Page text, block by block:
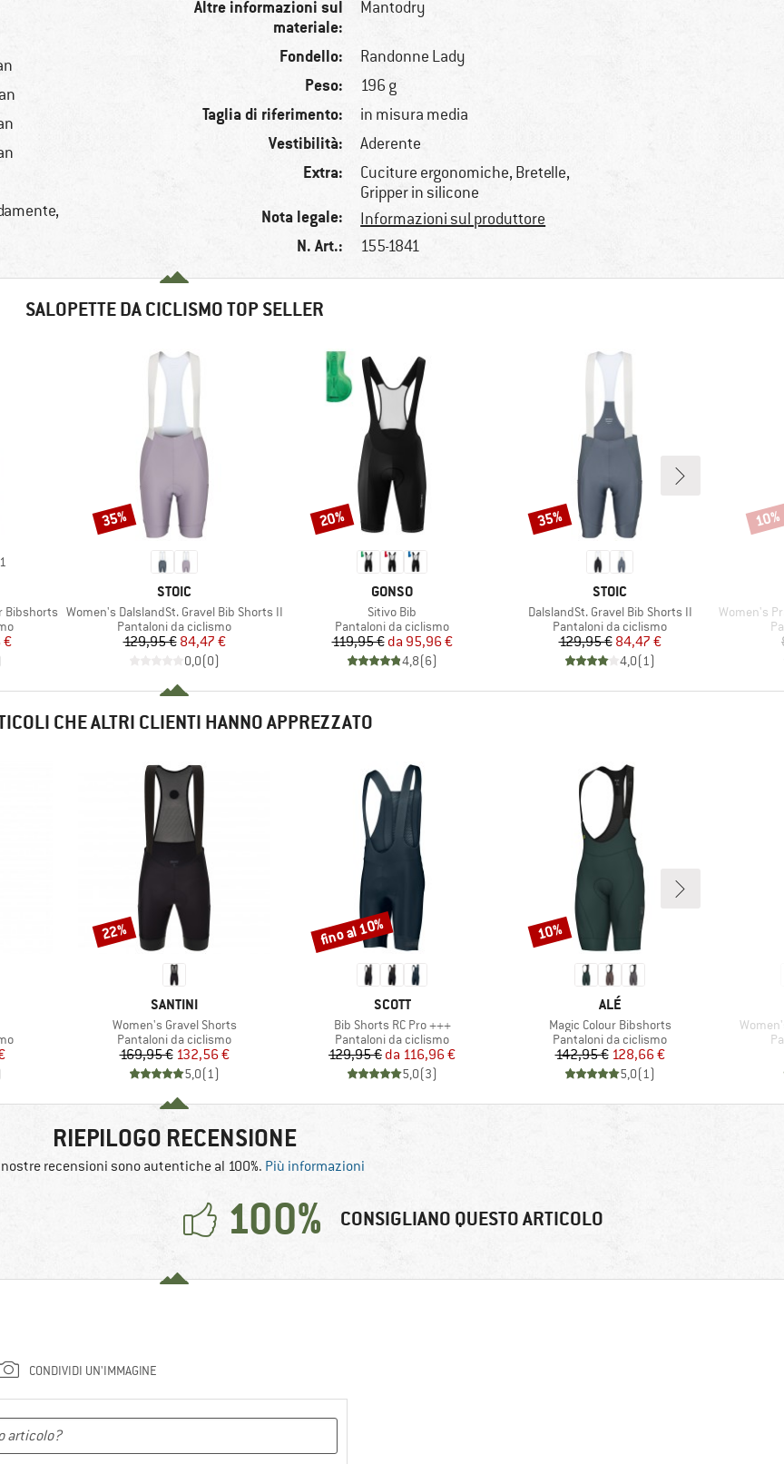
Altre informazioni sul
materiale:
Mantodry
Fondello: Randonne Lady
Peso: 196 g
Taglia di riferimento: in misura media
Vestibilità: Aderente
Extra:
Cuciture ergonomiche, Bretelle,
Gripper in silicone
Nota legale: Informazioni sul produttore
N. Art.: 155-1841
SALOPETTE DA CICLISMO TOP SELLER
1
Bibshorts
€
MARCHIO
STOIC
Articolo
Women's DalslandSt. Gravel Bib Shorts II
Gruppo di prodotti
Pantaloni da ciclismo
Prezzo
129,95 €Prezzo ridotto
84,47 €
0,0(0)
Sconto
35%
MARCHIO
GONSO
Articolo
Sitivo Bib
Gruppo di prodotti
Pantaloni da ciclismo
Prezzo
119,95 € Prezzo ridotto
da 95,96 €
4,8(6)
Sconto
20%
MARCHIO
STOIC
Articolo
DalslandSt. Gravel Bib Shorts II
Gruppo di prodotti
Pantaloni da ciclismo
Prezzo
129,95 €Prezzo ridotto
84,47 €
4,0(1)
Sconto
35%
Articolo
Women's
10%
CHE ALTRI CLIENTI HANNO APPREZZATO
MARCHIO
SANTINI
Articolo
Women's Gravel Shorts
Gruppo di prodotti
Pantaloni da ciclismo
Prezzo
169,95 €Prezzo ridotto
132,56 €
5,0(1)
Sconto
22%
MARCHIO
SCOTT
Articolo
Bib Shorts RC Pro +++
Gruppo di prodotti
Pantaloni da ciclismo
Prezzo
129,95 € Prezzo ridotto
da 116,96 €
5,0(3)
Sconto
fino al 10%
MARCHIO
ALÉ
Articolo
Magic Colour Bibshorts
Gruppo di prodotti
Pantaloni da ciclismo
Prezzo
142,95 €Prezzo ridotto
128,66 €
5,0(1)
Sconto
10%
Articolo
RIEPILOGO RECENSIONE
nostre recensioni sono autentiche al 100%. Più informazioni
100% CONSIGLIANO QUESTO ARTICOLO
CONDIVIDI UN'IMMAGINE